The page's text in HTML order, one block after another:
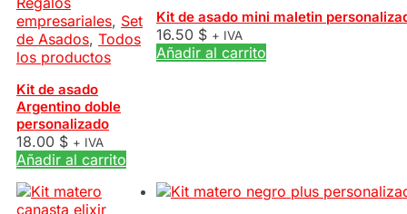
empresariales, Set
de Asados, Todos
los productos
Kit de asado
Argentino doble
personalizado
18.00 $ + IVA
Añadir al carrito
Kit de asado mini maletin
16.50 $ + IVA
Añadir al carrito